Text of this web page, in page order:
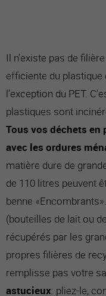
Il n’existe pas de
efficiente du plastique
l’exception du PET.
plastiques sont
Tous vos déchets
avec les ordures
matière dure de
de 110 litres peuvent
benne
(bouteilles de lait ou
récupérés par les
propres filières de
remplisse pas votre
astucieux: pliez-le,